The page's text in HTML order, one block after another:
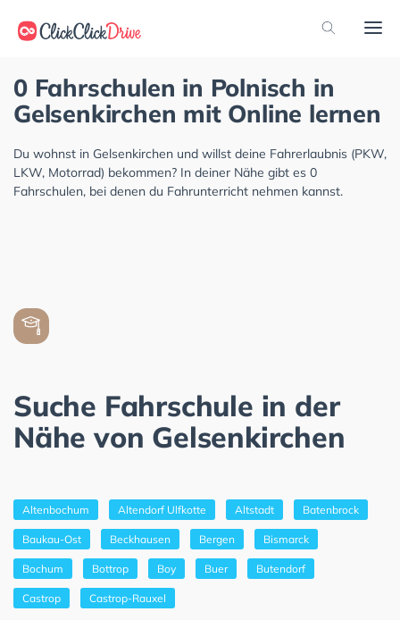
0 Fahrschulen in Polnisch in
Gelsenkirchen mit Online lernen
Du wohnst in Gelsenkirchen und willst deine Fahrerlaubnis (PKW,
LKW, Motorrad) bekommen? In deiner Nähe gibt es 0
Fahrschulen, bei denen du Fahrunterricht nehmen kannst.
Suche Fahrschule in der
Nähe von Gelsenkirchen
Altenbochum Altendorf Ulfkotte Altstadt Batenbrock
Baukau-Ost Beckhausen Bergen Bismarck
Bochum Bottrop Boy Buer Butendorf
Castrop Castrop-Rauxel